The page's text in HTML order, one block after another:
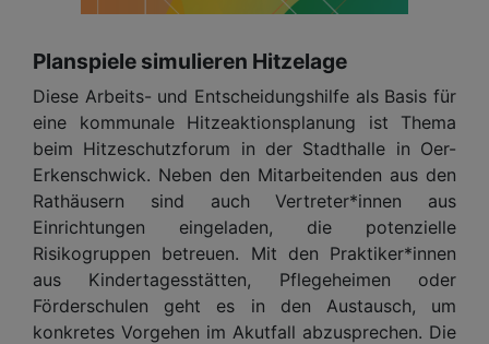
Planspiele simulieren Hitzelage
Diese Arbeits- und Entscheidungshilfe als Basis für
eine kommunale Hitzeaktionsplanung ist Thema
beim Hitzeschutzforum in der Stadthalle in Oer-
Erkenschwick. Neben den Mitarbeitenden aus den
Rathäusern sind auch Vertreter*innen aus
Einrichtungen eingeladen, die potenzielle
Risikogruppen betreuen. Mit den Praktiker*innen
aus Kindertagesstätten, Pflegeheimen oder
Förderschulen geht es in den Austausch, um
konkretes Vorgehen im Akutfall abzusprechen. Die